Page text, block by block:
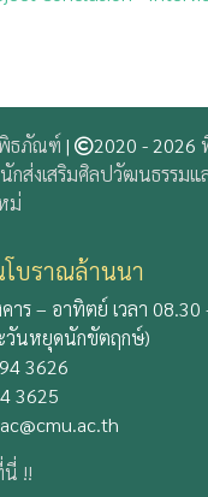
พิธภัณฑ์ | 2020 - 2026
กส่งเสริมศิลปวัฒนธรรมแ
ม่
บราณล้านนา
าร – อาทิตย์ เวลา
วันหยุดนักขัตฤกษ์)
3626
3625
นี่ !!